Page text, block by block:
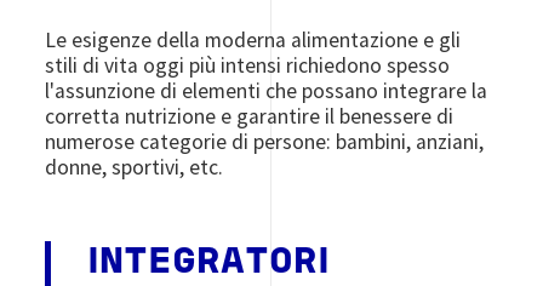
Le esigenze della moderna alimentazione e gli
stili di vita oggi più intensi richiedono spesso
l'assunzione di elementi che possano integrare la
corretta nutrizione e garantire il benessere di
numerose categorie di persone: bambini, anziani,
donne, sportivi, etc.
INTEGRATORI